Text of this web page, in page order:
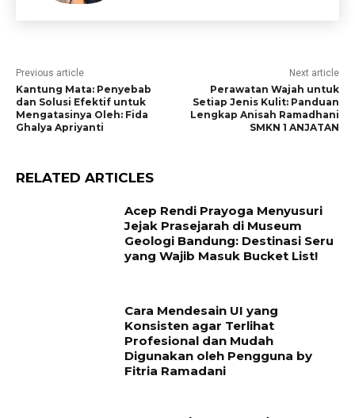
Previous article
Kantung Mata: Penyebab
dan Solusi Efektif untuk
Mengatasinya Oleh: Fida
Ghalya Apriyanti
Next article
Perawatan Wajah untuk
Setiap Jenis Kulit: Panduan
Lengkap Anisah Ramadhani
SMKN 1 ANJATAN
RELATED ARTICLES
Acep Rendi Prayoga Menyusuri
Jejak Prasejarah di Museum
Geologi Bandung: Destinasi Seru
yang Wajib Masuk Bucket List!
Cara Mendesain UI yang
Konsisten agar Terlihat
Profesional dan Mudah
Digunakan oleh Pengguna by
Fitria Ramadani